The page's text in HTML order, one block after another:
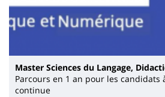
Master Sciences du Langage,
Parcours en 1 an pour les candidats
continue